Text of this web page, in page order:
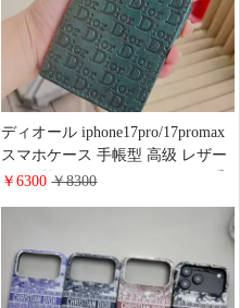
ディオール iphone17pro/17promax
スマホケース 手帳型 高级 レザー
ロゴ型押し YSL iphone16pro/16手
式 簡単開閉 ブランド 手帳型 スマ
ホケース 多 機種に 対応
￥6300￥8300